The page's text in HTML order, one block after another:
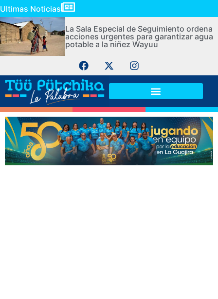
Ultimas Noticias
La Sala Especial de Seguimiento ordena
acciones urgentes para garantizar agua
potable a la niñez Wayuu